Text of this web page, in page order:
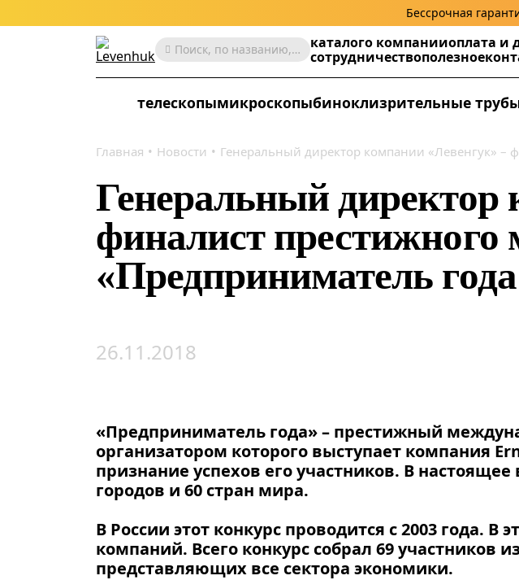
Бессрочная
Поиск, по названию, артикулу, категории и др. каталого компанииоплата и
сотрудничествополезное
телескопымикроскопыбиноклизрительные
Главная Новости Генеральный директор компании «Левенгук» –
Генеральный директор
финалист престижного
«Предприниматель
26.11.2018
«Предприниматель года» – престижный
организатором которого выступает компания
признание успехов его участников. В
городов и 60 стран мира.
В России этот конкурс проводится с 2003 года.
компаний. Всего конкурс собрал 69 участников
представляющих все сектора экономики.